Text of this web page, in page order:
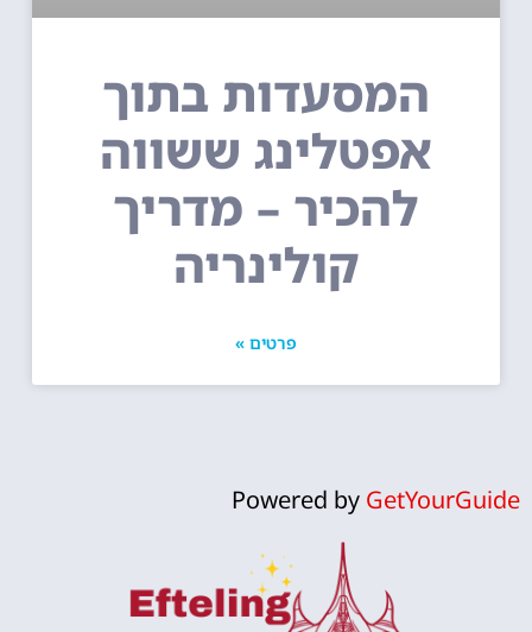
המסעדות בתוך
אפטלינג ששווה
להכיר – מדריך
קולינריה
פרטים »
Powered by GetYourGuide